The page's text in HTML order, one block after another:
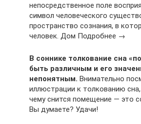
непосредственное поле
символ человеческого
пространство сознания, в
человек. Дом Подробнее →
В соннике толкование сна
быть различным и его
непонятным. Внимательно
иллюстрации к толкованию
чему снится помещение — это
Вы думаете? Удачи!